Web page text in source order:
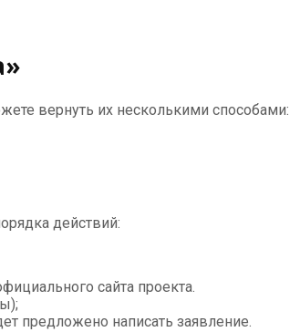
вернуть их несколькими способами:
действий:
сайта проекта.
предложено написать заявление.